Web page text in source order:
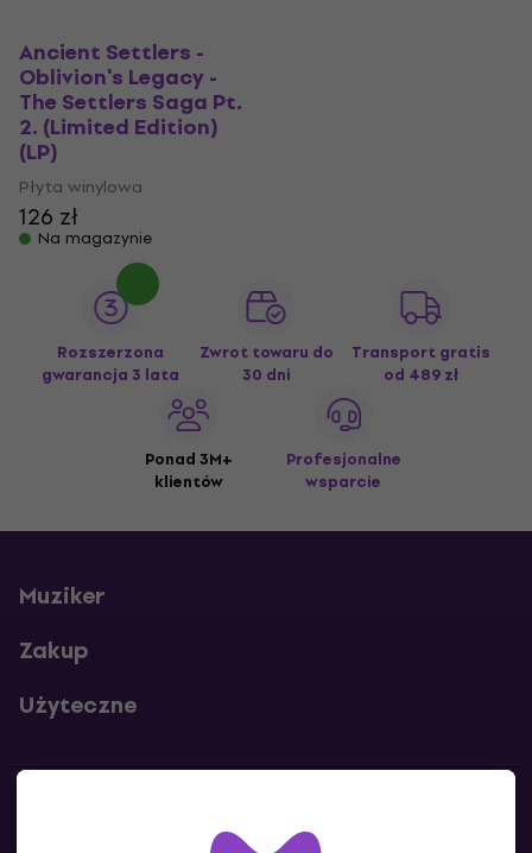
Ancient Settlers -
Oblivion's Legacy -
The Settlers Saga Pt.
2. (Limited Edition)
(LP)
Płyta winylowa
126 zł
Na magazynie
Rozszerzona
gwarancja 3 lata
Zwrot towaru do
30 dni
Transport gratis
od 489 zł
Ponad 3M+
klientów
Profesjonalne
wsparcie
Muziker
Zakup
Użyteczne